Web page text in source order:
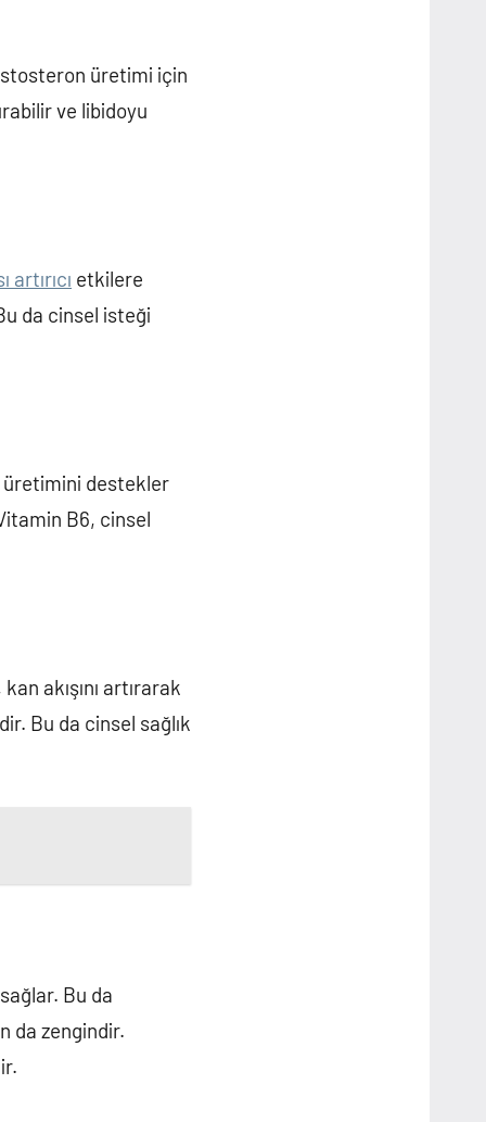
üretimi için
ve libidoyu
etkilere
da cinsel isteği
üretimini destekler
B6, cinsel
akışını artırarak
Bu da cinsel sağlık
Bu da
da zengindir.